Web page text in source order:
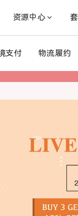
资源中心
支付 物流履约